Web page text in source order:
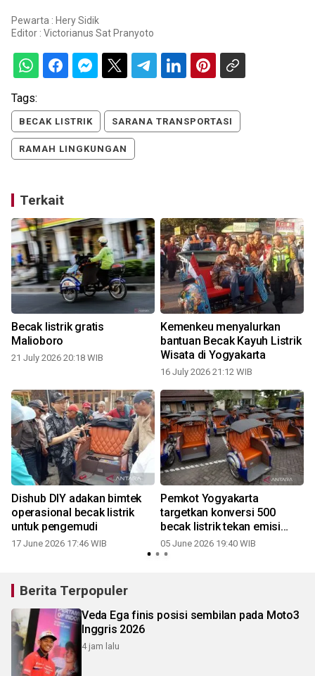
Pewarta : Hery Sidik
Editor : Victorianus Sat Pranyoto
Tags:
BECAK LISTRIK SARANA TRANSPORTASI
RAMAH LINGKUNGAN
Terkait
Becak listrik gratis
Malioboro
21 July 2026 20:18 WIB
Kemenkeu menyalurkan
bantuan Becak Kayuh Listrik
Wisata di Yogyakarta
16 July 2026 21:12 WIB
Dishub DIY adakan bimtek
operasional becak listrik
untuk pengemudi
17 June 2026 17:46 WIB
Pemkot Yogyakarta
targetkan konversi 500
becak listrik tekan emisi
transportasi
05 June 2026 19:40 WIB
Berita Terpopuler
Veda Ega finis posisi sembilan pada Moto3
Inggris 2026
4 jam lalu